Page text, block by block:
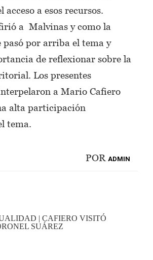
acceso a esos recursos.
a Malvinas y como la
pasó por arriba el tema y
de reflexionar sobre la
Los presentes
a Mario Cafiero
alta participación
tema.
POR ADMIN
| CAFIERO VISITÓ
SUÁREZ